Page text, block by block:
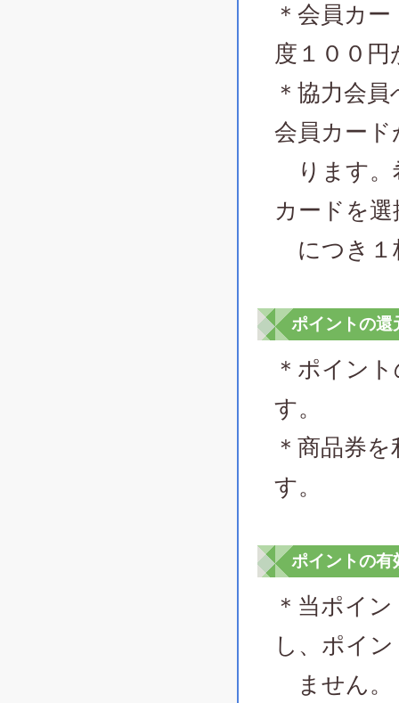
＊会員カ
度１００
＊協力会
会員カー
ります。
カードを
につき１
ポイントの還
＊ポイン
す。
＊商品券
す。
ポイントの有
＊当ポイ
し、ポイ
ません。